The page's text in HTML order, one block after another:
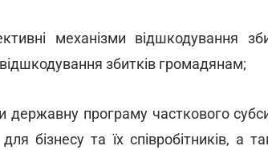
механізми відшкодування
збитків громадянам;
державну програму часткового
бізнесу та їх співробітників, а